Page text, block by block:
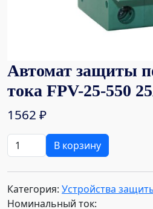
Автомат защиты
тока FPV-25-550
1562 ₽
Количество
товара
Автомат
защиты
постоянного
В корзину
Категория: Устройства
Номинальный ток: